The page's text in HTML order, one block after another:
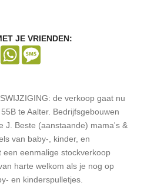
JE VRIENDEN:
PinterestWhatsApp
de verkoop gaat nu
te Aalter. Bedrijfsgebouwen
J. Beste (aanstaande) mama's &
van baby-, kinder, en
eenmalige stockverkoop
harte welkom als je nog op
en kinderspulletjes.